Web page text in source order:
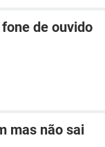
de ouvido
mas não sai